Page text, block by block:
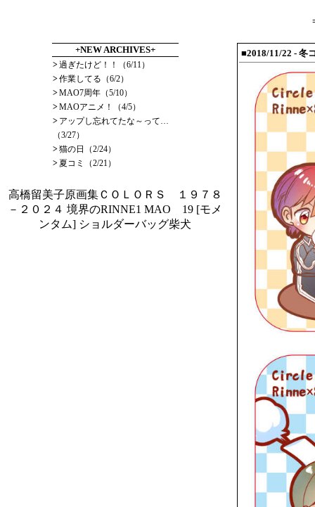
+NEW ARCHIVES+
>過ぎたけど！！（6/11）
>作業してる（6/2）
>MAO7周年（5/10）
>MAOアニメ！（4/5）
> アップし忘れてたな～って…
（3/27）
>猫の日（2/24）
>夏コミ（2/21）
高橋留美子原画集ＣＯＬＯＲＳ １９７８
－２０２４ 境界のRINNE1 MAO 19 [モメ
ンタム] ショルダーバッグ柴犬
■2018/11/22 - 冬